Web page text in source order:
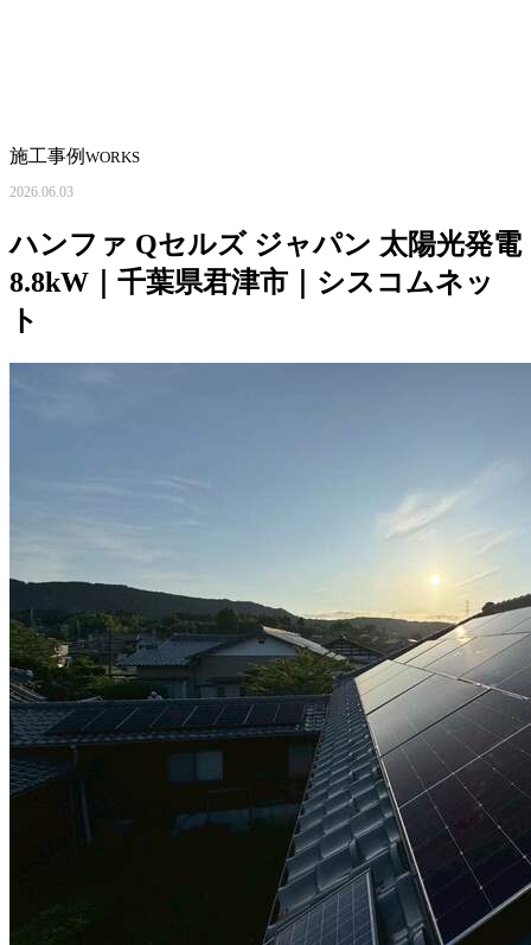
施工事例 WORKS
2026.06.03
ハンファ Qセルズ ジャパン 太陽光発電
8.8kW｜千葉県君津市｜シスコムネッ
ト